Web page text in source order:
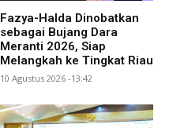
Fazya-Halda Dinobatkan
sebagai Bujang Dara
Meranti 2026, Siap
Melangkah ke Tingkat Riau
10 Agustus 2026 -13:42